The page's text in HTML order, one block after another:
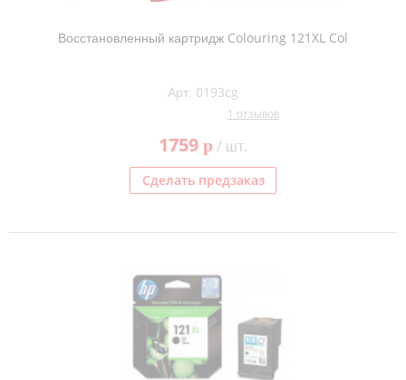
Восстановленный картридж Colouring 121XL Col
Арт. 0193cg
1 отзывов
1759 p/ шт.
Сделать предзаказ